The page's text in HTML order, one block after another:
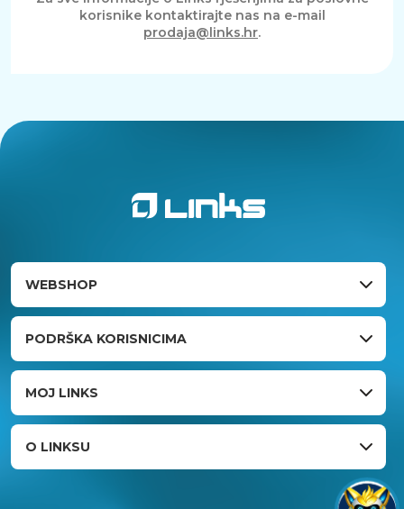
korisnike kontaktirajte nas na e-mail
prodaja@links.hr.
WEBSHOP
PODRŠKA KORISNICIMA
MOJ LINKS
O LINKSU